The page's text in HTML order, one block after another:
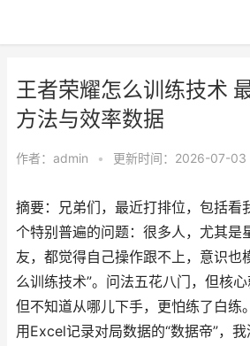
王者荣耀怎么训练技术
方法与效率数据
作者： admin • 更新时间：2026-07-03
摘要：兄弟们，最近打排位，包括看
个特别普遍的问题：很多人，尤其是
友，都觉得自己操作跟不上，意识也
么训练技术”。问法五花八门，但核
但不知道从哪儿下手，更怕练了白练
用Excel记录对局数据的“数据帝”，